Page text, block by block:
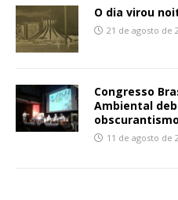
O dia virou
21 de agosto de
Congresso
Ambiental
obscurantismo
11 de agosto de